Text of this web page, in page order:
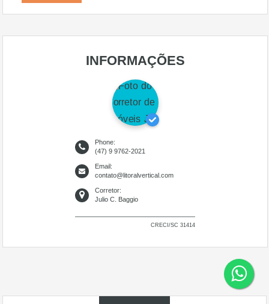
INFORMAÇÕES
Phone:
(47) 9 9762-2021
Email:
contato@litoralvertical.com
Corretor:
Julio C. Baggio
CRECI/SC 31414